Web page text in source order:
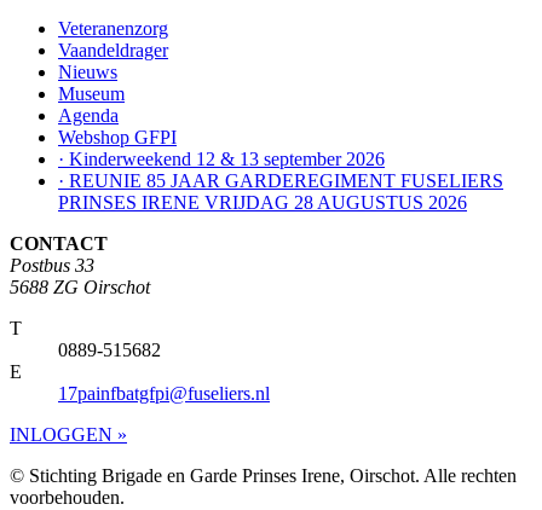
Veteranenzorg
Vaandeldrager
Nieuws
Museum
Agenda
Webshop GFPI
· Kinderweekend 12 & 13 september 2026
· REUNIE 85 JAAR GARDEREGIMENT FUSELIERS
PRINSES IRENE VRIJDAG 28 AUGUSTUS 2026
CONTACT
Postbus 33
5688 ZG Oirschot
T
0889-515682
E
17painfbatgfpi@fuseliers.nl
INLOGGEN »
© Stichting Brigade en Garde Prinses Irene, Oirschot. Alle rechten
voorbehouden.